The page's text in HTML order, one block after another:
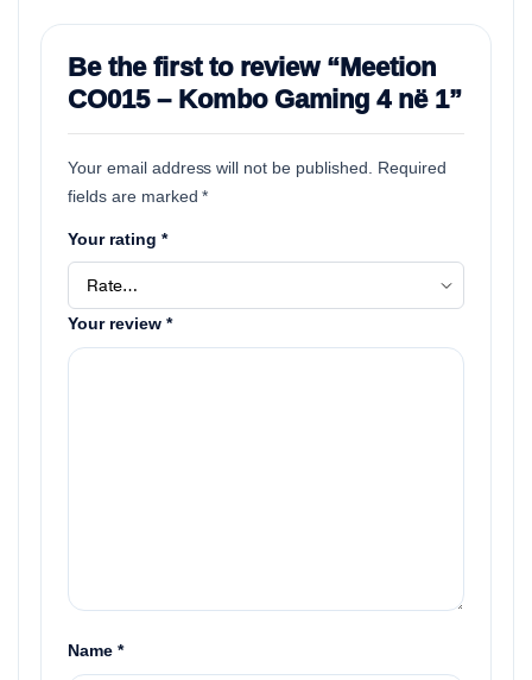
Be the first to review “Meetion
CO015 – Kombo Gaming 4 në 1”
Your email address will not be published.
Required
fields are marked*
Your rating *
Your review *
Name *